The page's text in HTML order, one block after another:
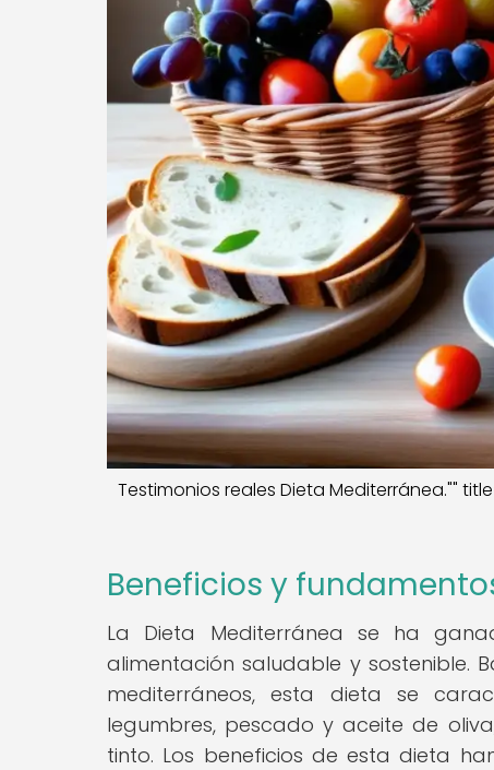
Testimonios reales Dieta Mediterránea.""
Beneficios y
La Dieta Mediterránea se ha
alimentación saludable y sostenible.
mediterráneos, esta dieta se
legumbres, pescado y aceite de
tinto. Los beneficios de esta dieta